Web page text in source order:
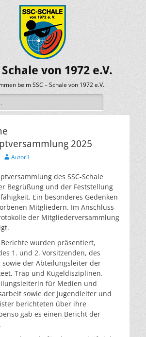
Schale von 1972 e.V.
beim SSC – Schale von 1972 e.V.
2025
AutorAutor3
des SSC-Schale
Begrüßung und der Feststellung
Ein besonderes Gedenken
Mitgliedern. Im Anschluss
der Mitgliederversammlung
wurden präsentiert,
1. und 2. Vorsitzenden, des
der Abteilungsleiter der
Trap und Kugeldisziplinen.
für Medien und
sowie der Jugendleiter und
berichteten über ihre
gab es einen Bericht der